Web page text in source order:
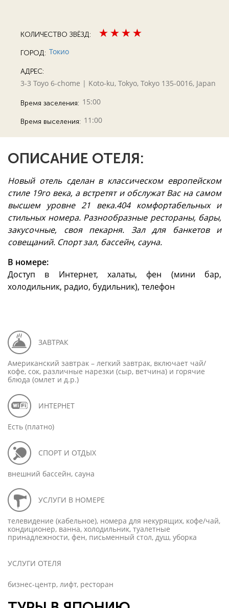
КОЛИЧЕСТВО ЗВЁЗД:
ГОРОД: Токио
АДРЕС:
3-3 Toyo 6-chome | Koto-ku, Tokyo, Tokyo 135-0016, Japan
Время заселения: 15:00
Время выселения: 11:00
ОПИСАНИЕ ОТЕЛЯ:
Новый отель сделан в классическом европейском
стиле 19го века, а встретят и обслужат Вас на самом
высшем уровне 21 века.404 комфортабельных и
стильных номера. Разнообразные рестораны, бары,
закусочные, своя пекарня. Зал для банкетов и
совещаний. Спорт зал, бассейн, сауна.
В номере:
Доступ в Интернет, халаты, фен (мини бар,
холодильник, радио, будильник), телефон
ЗАВТРАК
Американский завтрак – легкий завтрак, включает чай/
кофе, сок, различные нарезки (сыр, ветчина) и горячие
блюда (омлет и д.р.)
ИНТЕРНЕТ
Есть (платно)
СПОРТ И ОТДЫХ
внешний бассейн, сауна
УСЛУГИ В НОМЕРЕ
телевидение (кабельное), номера для некурящих, кофе/чай,
кондиционер, ванна, холодильник, туалетные
принадлежности, фен, письменный стол, душ, уборка
УСЛУГИ ОТЕЛЯ
бизнес-центр, лифт, ресторан